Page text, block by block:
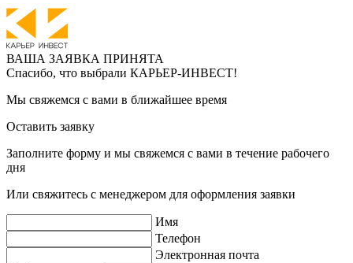
ВАША ЗАЯВКА ПРИНЯТА
Спасибо, что выбрали КАРЬЕР-ИНВЕСТ!
Мы свяжемся с вами в ближайшее время
Оставить заявку
Заполните форму и мы свяжемся с вами в течение рабочего
дня
Или свяжитесь с менеджером для оформления заявки
Имя
Телефон
Электронная почта